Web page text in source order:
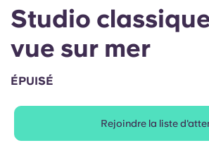
Chinese
Español
Studio
vue sur mer
ÉPUISÉ
Rejoindre la liste